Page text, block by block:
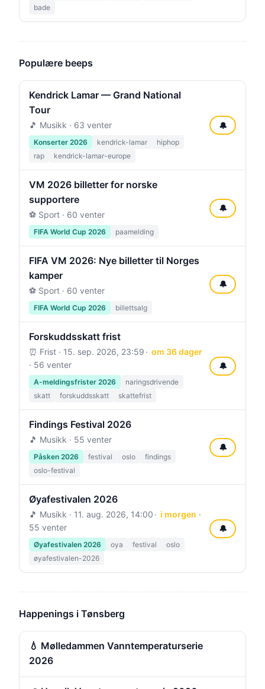
bade
Populære beeps
Kendrick Lamar — Grand National
Tour
🎵 Musikk · 63 venter
Konserter 2026 kendrick-lamar
hiphop
rap
kendrick-lamar-europe
🔔
VM 2026 billetter for norske
supportere
⚽ Sport · 60 venter
FIFA World Cup 2026 paamelding
🔔
FIFA VM 2026: Nye billetter til Norges
kamper
⚽ Sport · 60 venter
FIFA World Cup 2026 billettsalg
🔔
Forskuddsskatt frist
⏰ Frist · 15. sep. 2026, 23:59
om 36 dager
· 56 venter
A-meldingsfrister 2026
naringsdrivende
skatt
forskuddsskatt skattefrist
🔔
Findings Festival 2026
🎵 Musikk · 55 venter
Påsken 2026 festival oslo
findings
oslo-festival
🔔
Øyafestivalen 2026
🎵 Musikk · 11. aug. 2026, 14:00 i morgen ·
55 venter
Øyafestivalen 2026 oya festival
oslo
øyafestivalen-2026
🔔
Happenings i Tønsberg
💧 Mølledammen Vanntemperaturserie
2026